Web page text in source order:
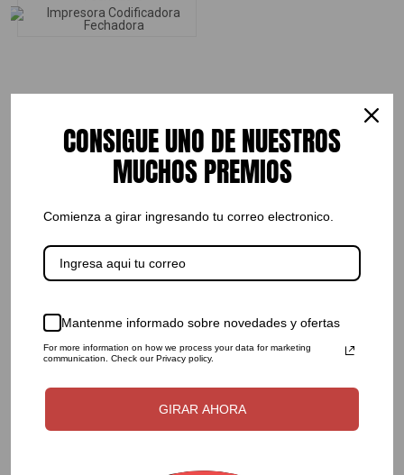
BOLUCOMPRAS
Cocina
Deporte
Organización
Connectech
Audio
CONSIGUE UNO DE NUESTROS
MUCHOS PREMIOS
Comienza a girar ingresando tu correo electronico.
Mantenme informado sobre novedades y ofertas
For more information on how we process your data for marketing
communication. Check our Privacy policy.
GIRAR AHORA